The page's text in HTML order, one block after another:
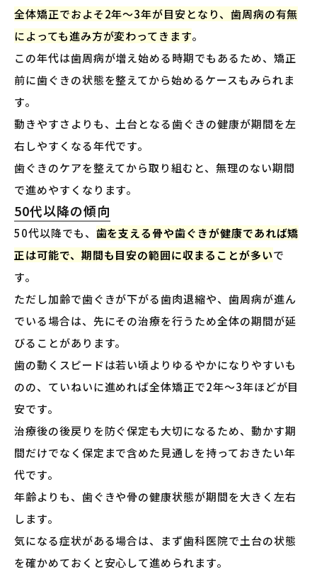
全体矯正でおよそ2年〜3年が目安となり、歯周病の有無
によっても進み方が変わってきます。
この年代は歯周病が増え始める時期でもあるため、矯正
前に歯ぐきの状態を整えてから始めるケースもみられま
す。
動きやすさよりも、土台となる歯ぐきの健康が期間を左
右しやすくなる年代です。
歯ぐきのケアを整えてから取り組むと、無理のない期間
で進めやすくなります。
50代以降の傾向
50代以降でも、 歯を支える骨や歯ぐきが健康であれば矯
正は可能で、期間も目安の範囲に収まることが多いで
す。
ただし加齢で歯ぐきが下がる歯肉退縮や、歯周病が進ん
でいる場合は、先にその治療を行うため全体の期間が延
びることがあります。
歯の動くスピードは若い頃よりゆるやかになりやすいも
のの、ていねいに進めれば全体矯正で2年〜3年ほどが目
安です。
治療後の後戻りを防ぐ保定も大切になるため、動かす期
間だけでなく保定まで含めた見通しを持っておきたい年
代です。
年齢よりも、歯ぐきや骨の健康状態が期間を大きく左右
します。
気になる症状がある場合は、まず歯科医院で土台の状態
を確かめておくと安心して進められます。